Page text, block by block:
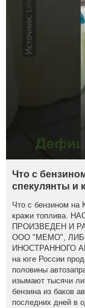
Что с
спекулянты и
Что с бензином на
кражи топлива.
ПРОИЗВЕДЕН И
ООО "МЕМО",
ИНОСТРАННОГО
на юге России
половины
изымают тысячи
бензина из баков
последних дней в